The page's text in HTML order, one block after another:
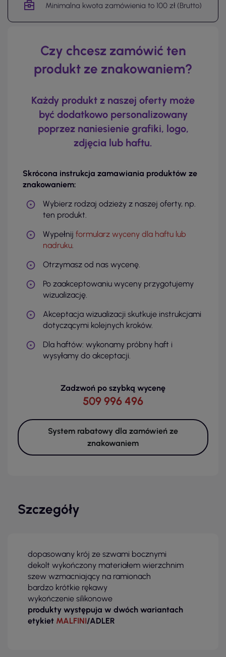
Minimalna kwota zamówienia to 100 zł (Brutto)
Czy chcesz zamówić ten
produkt ze znakowaniem?
Każdy produkt z naszej oferty może
być dodatkowo personalizowany
poprzez naniesienie grafiki, logo,
zdjęcia lub haftu.
Skrócona instrukcja zamawiania produktów ze
znakowaniem:
Wybierz rodzaj odzieży z naszej oferty, np.
ten produkt.
Wypełnij formularz wyceny dla haftu lub
nadruku.
Otrzymasz od nas wycenę.
Po zaakceptowaniu wyceny przygotujemy
wizualizację.
Akceptacja wizualizacji skutkuje instrukcjami
dotyczącymi kolejnych kroków.
Dla haftów: wykonamy próbny haft i
wysyłamy do akceptacji.
Zadzwoń po szybką wycenę
509 996 496
System rabatowy dla zamówień ze
znakowaniem
Szczegóły
dopasowany krój ze szwami bocznymi
dekolt wykończony materiałem wierzchnim
szew wzmacniający na ramionach
bardzo krótkie rękawy
wykończenie silikonowe
produkty występuja w dwóch wariantach
etykiet MALFINI/ADLER